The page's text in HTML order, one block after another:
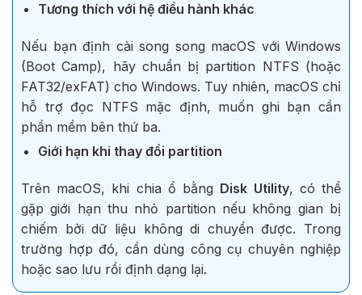
Tương thích với hệ điều hành khác
Nếu bạn định cài song song macOS với Windows
(Boot Camp), hãy chuẩn bị partition NTFS (hoặc
FAT32/exFAT) cho Windows. Tuy nhiên, macOS chỉ
hỗ trợ đọc NTFS mặc định, muốn ghi bạn cần
phần mềm bên thứ ba.
Giới hạn khi thay đổi partition
Trên macOS, khi chia ổ bằng Disk Utility, có thể
gặp giới hạn thu nhỏ partition nếu không gian bị
chiếm bởi dữ liệu không di chuyển được. Trong
trường hợp đó, cần dùng công cụ chuyên nghiệp
hoặc sao lưu rồi định dạng lại.